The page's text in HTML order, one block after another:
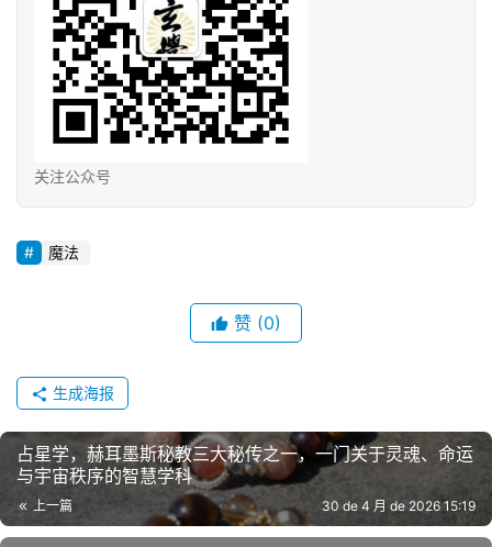
关注公众号
魔法
赞 (0)
生成海报
占星学，赫耳墨斯秘教三大秘传之一，一门关于灵魂、命运
与宇宙秩序的智慧学科
上一篇 30 de 4 月 de 2026 15:19